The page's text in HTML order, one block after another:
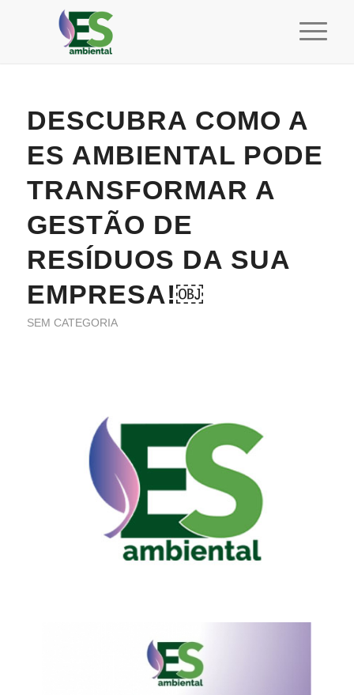
DESCUBRA COMO A
ES AMBIENTAL PODE
TRANSFORMAR A
GESTÃO DE
RESÍDUOS DA SUA
EMPRESA!￼
SEM CATEGORIA